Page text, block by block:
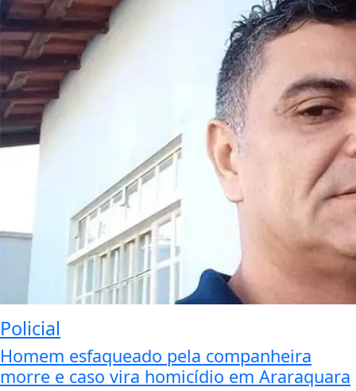
Policial
Homem esfaqueado pela companheira
morre e caso vira homicídio em Araraquara